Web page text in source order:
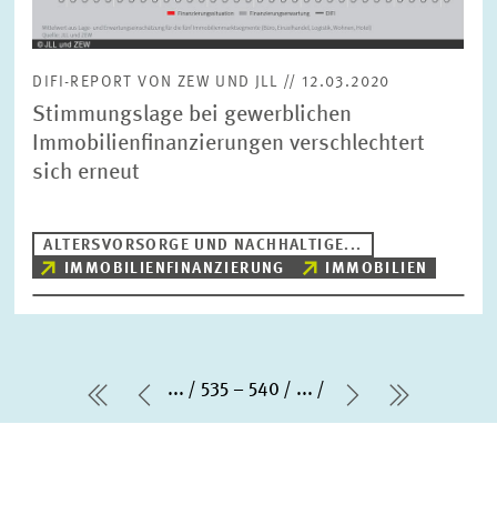
DIFI-REPORT VON ZEW UND JLL // 12.03.2020
Stimmungslage bei gewerblichen
Immobilienfinanzierungen verschlechtert
sich erneut
ALTERSVORSORGE UND NACHHALTIGE...
IMMOBILIENFINANZIERUNG
IMMOBILIEN
erste Seite
Vorherige Seite
... 535 – 540 ...
Nächste
letzte